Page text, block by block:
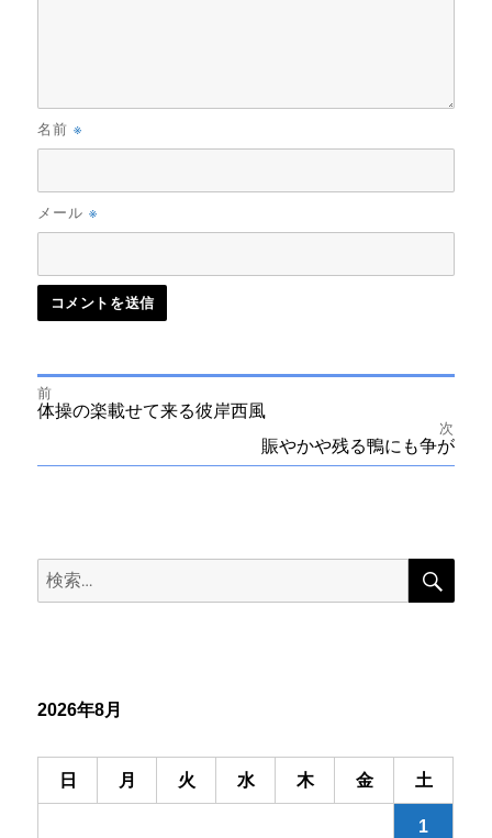
名前※
メール※
投
ゲ
ン
前
前
の
体操の楽載せて来る彼岸西風
次
賑やかや残る鴨にも争が
検
索:
検
2026年8月
日 月 火 水 木 金 土
1